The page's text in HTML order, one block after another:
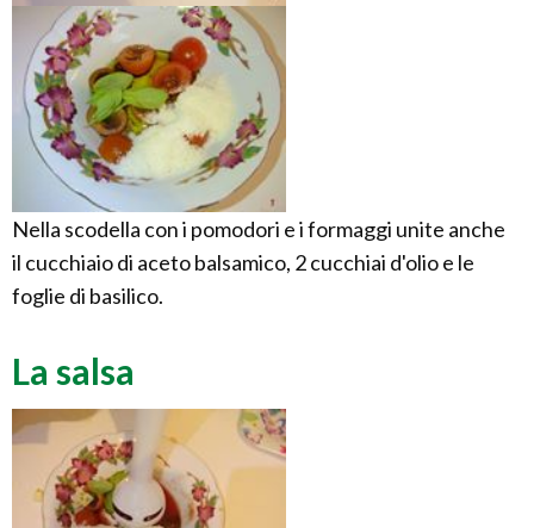
Nella scodella con i pomodori e i formaggi unite anche
il cucchiaio di aceto balsamico, 2 cucchiai d'olio e le
foglie di basilico.
La salsa